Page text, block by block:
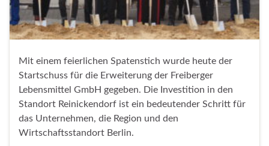
Mit einem feierlichen Spatenstich wurde heute der
Startschuss für die Erweiterung der Freiberger
Lebensmittel GmbH gegeben. Die Investition in den
Standort Reinickendorf ist ein bedeutender Schritt für
das Unternehmen, die Region und den
Wirtschaftsstandort Berlin.